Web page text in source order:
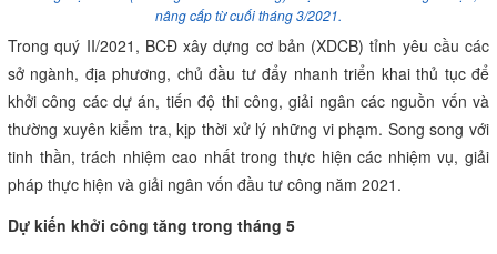
nâng cấp từ cuối tháng 3/2021.
Trong quý II/2021, BCĐ xây dựng cơ bản (XDCB) tỉnh yêu cầu các
sở ngành, địa phương, chủ đầu tư đẩy nhanh triển khai thủ tục để
khởi công các dự án, tiến độ thi công, giải ngân các nguồn vốn và
thường xuyên kiểm tra, kịp thời xử lý những vi phạm. Song song với
tinh thần, trách nhiệm cao nhất trong thực hiện các nhiệm vụ, giải
pháp thực hiện và giải ngân vốn đầu tư công năm 2021.
Dự kiến khởi công tăng trong tháng 5